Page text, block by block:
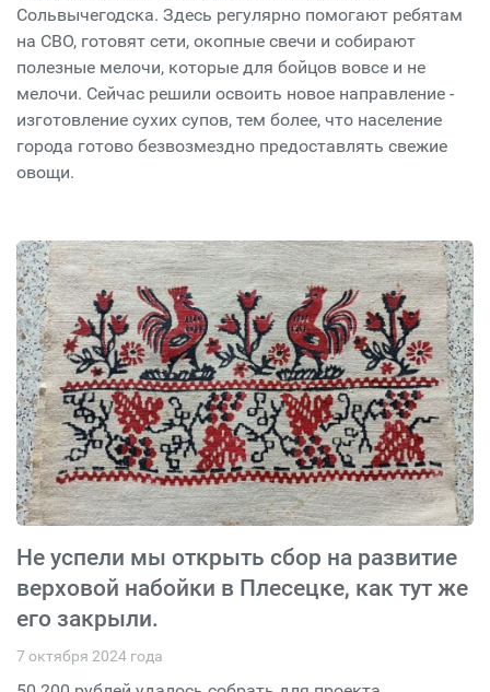
Сольвычегодска. Здесь регулярно помогают ребятам
на СВО, готовят сети, окопные свечи и собирают
полезные мелочи, которые для бойцов вовсе и не
мелочи. Сейчас решили освоить новое направление -
изготовление сухих супов, тем более, что население
города готово безвозмездно предоставлять свежие
овощи.
Не успели мы открыть сбор на развитие
верховой набойки в Плесецке, как тут же
его закрыли.
7 октября 2024 года